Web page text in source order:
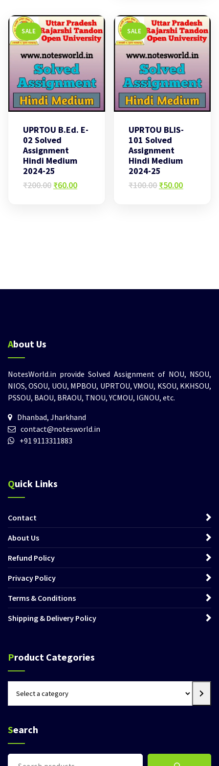
SALE
UPRTOU B.Ed. E-
02 Solved
Assignment
Hindi Medium
2024-25
₹200.00 Original
₹60.00Current
SALE
UPRTOU BLIS-
101 Solved
Assignment
Hindi Medium
2024-25
₹100.00 Original
₹50.00Current
About Us
NotesWorld.in provide Solved Assignment of NOU, NSOU,
NIOS, OSOU, UOU, MPBOU, UPRTOU, VMOU, KSOU, KKHSOU,
PSSOU, BAOU, BRAOU, TNOU, YCMOU, IGNOU, etc.
Dhanbad, Jharkhand
contact@notesworld.in
+91 9113311883
Quick Links
Contact
About Us
Refund Policy
Privacy Policy
Terms & Conditions
Shipping & Delivery Policy
Product Categories
Search